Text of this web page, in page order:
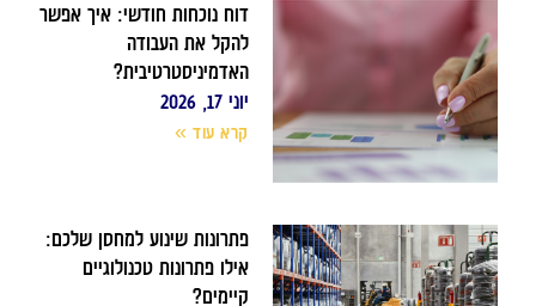
דוח נוכחות חודשי: איך אפשר
להקל את העבודה
האדמיניסטרטיבית?
יוני 17, 2026
קרא עוד »
פתרונות שינוע למחסן שלכם:
אילו פתרונות טכנולוגיים
קיימים?